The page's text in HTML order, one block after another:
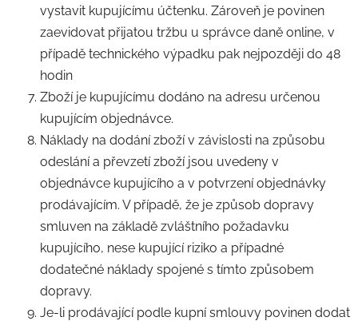
vystavit kupujícímu účtenku. Zároveň je povinen
zaevidovat přijatou tržbu u správce daně online, v
případě technického výpadku pak nejpozději do 48
hodin
Zboží je kupujícímu dodáno na adresu určenou
kupujícím objednávce.
Náklady na dodání zboží v závislosti na způsobu
odeslání a převzetí zboží jsou uvedeny v
objednávce kupujícího a v potvrzení objednávky
prodávajícím. V případě, že je způsob dopravy
smluven na základě zvláštního požadavku
kupujícího, nese kupující riziko a případné
dodatečné náklady spojené s tímto způsobem
dopravy.
Je-li prodávající podle kupní smlouvy povinen dodat